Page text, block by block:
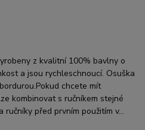
z kvalitní 100% bavlny o
a jsou rychleschnoucí. Osuška
chcete mít
kombinovat s ručníkem stejné
před prvním použitím v...